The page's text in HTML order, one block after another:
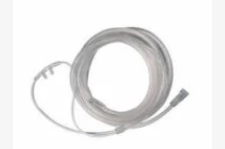
variációja
van.
változatok
a
termékoldalon
választhatók
ki